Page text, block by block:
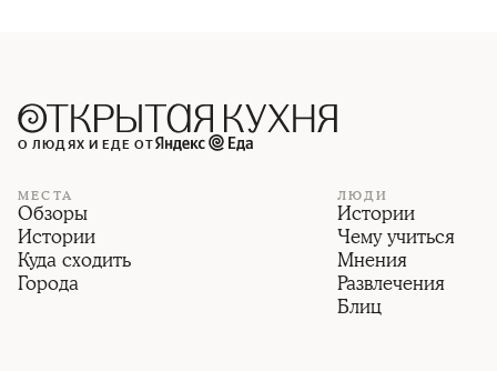
О ЛЮДЯХ И ЕДЕ ОТ
МЕСТА
Обзоры
Истории
Куда сходить
Города
ЛЮДИ
Истории
Чему учиться
Мнения
Развлечения
Блиц